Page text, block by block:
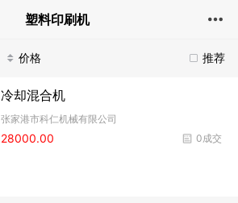
塑料印刷机
推荐
价格
冷却混合机
张家港市科仁机械有限公司
0成交
28000.00